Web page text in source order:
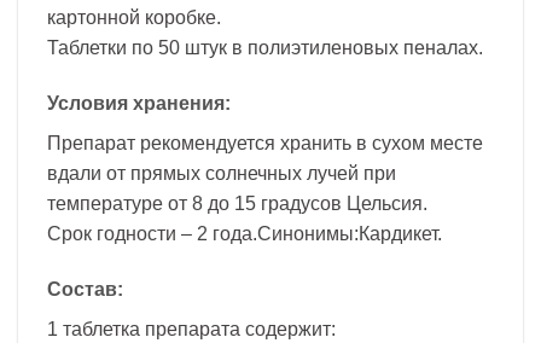
картонной коробке.
Таблетки по 50 штук в полиэтиленовых пеналах.
Условия хранения:
Препарат рекомендуется хранить в сухом месте
вдали от прямых солнечных лучей при
температуре от 8 до 15 градусов Цельсия.
Срок годности – 2 года.Синонимы:Кардикет.
Состав:
1 таблетка препарата содержит: